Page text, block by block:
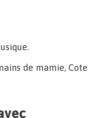
de mamie, Cote